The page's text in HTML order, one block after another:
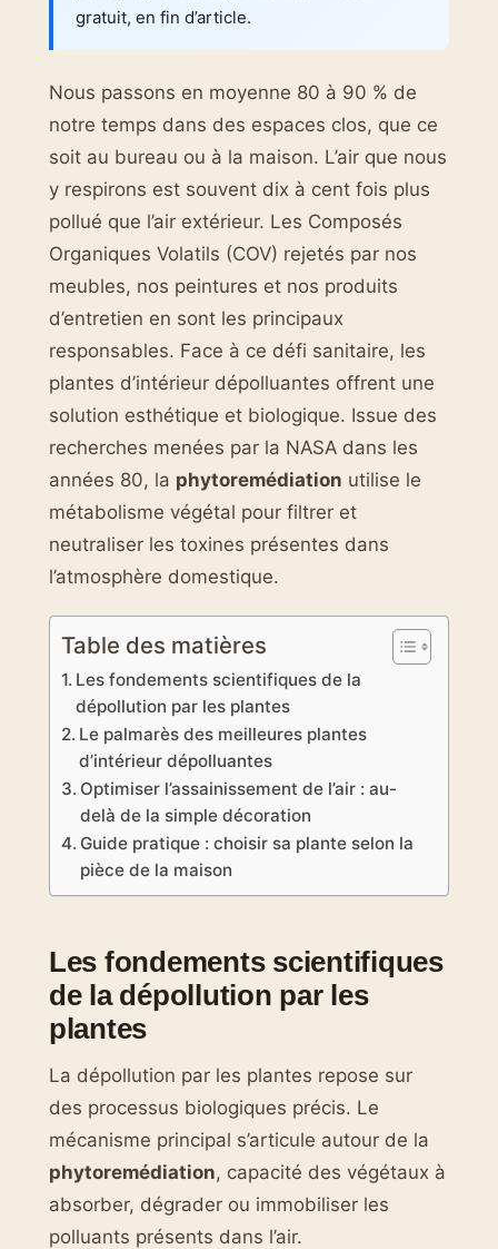
gratuit, en fin d’article.
Nous passons en moyenne 80 à 90 % de
notre temps dans des espaces clos, que ce
soit au bureau ou à la maison. L’air que nous
y respirons est souvent dix à cent fois plus
pollué que l’air extérieur. Les Composés
Organiques Volatils (COV) rejetés par nos
meubles, nos peintures et nos produits
d’entretien en sont les principaux
responsables. Face à ce défi sanitaire, les
plantes d’intérieur dépolluantes offrent une
solution esthétique et biologique. Issue des
recherches menées par la NASA dans les
années 80, la phytoremédiation utilise le
métabolisme végétal pour filtrer et
neutraliser les toxines présentes dans
l’atmosphère domestique.
Table des matières
Les fondements scientifiques de la
dépollution par les plantes
Le palmarès des meilleures plantes
d’intérieur dépolluantes
Optimiser l’assainissement de l’air : au-
delà de la simple décoration
Guide pratique : choisir sa plante selon la
pièce de la maison
Les fondements scientifiques
de la dépollution par les
plantes
La dépollution par les plantes repose sur
des processus biologiques précis. Le
mécanisme principal s’articule autour de la
phytoremédiation, capacité des végétaux à
absorber, dégrader ou immobiliser les
polluants présents dans l’air.